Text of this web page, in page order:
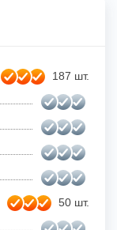
187 шт.
50 шт.